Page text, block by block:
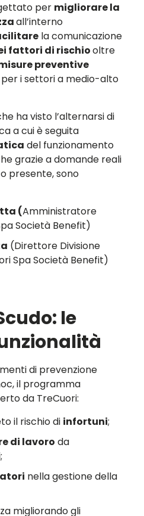
per migliorare la
all’interno
la comunicazione
fattori di rischiooltre
preventive
i settori a medio-alto
ha visto l’alternarsi di
a cui è seguita
del funzionamento
grazie a domande reali
presente, sono
(Amministratore
Società Benefit)
(Direttore Divisione
Spa Società Benefit)
le
di prevenzione
il programma
da TreCuori:
il rischio di infortuni;
di lavoro da
nella gestione della
migliorando gli